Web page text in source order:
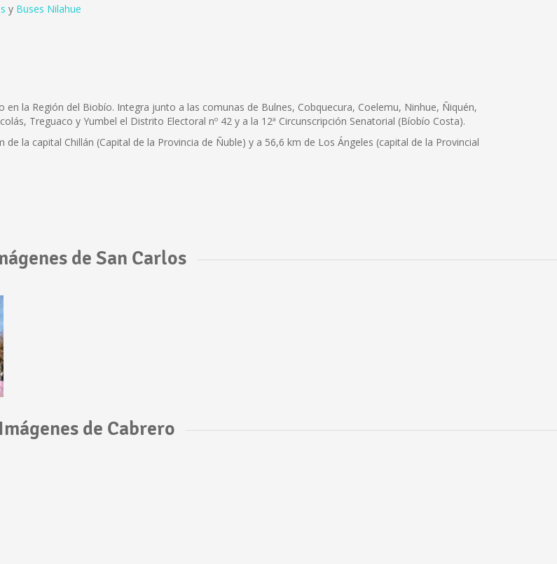
y Buses Nilahue
la Región del Biobío. Integra junto a las comunas de Bulnes, Cobquecura, Coelemu, Ninhue, Ñiquén,
Treguaco y Yumbel el Distrito Electoral nº 42 y a la 12ª Circunscripción Senatorial (Bíobío Costa).
la capital Chillán (Capital de la Provincia de Ñuble) y a 56,6 km de Los Ángeles (capital de la Provincial
de San Carlos
Imágenes de Cabrero